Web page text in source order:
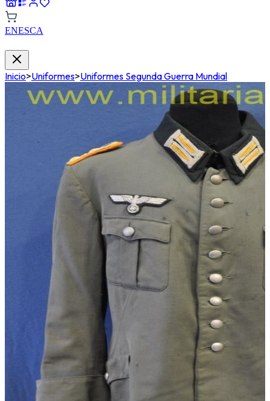
ENESCA
Inicio>Uniformes>Uniformes Segunda Guerra Mundial